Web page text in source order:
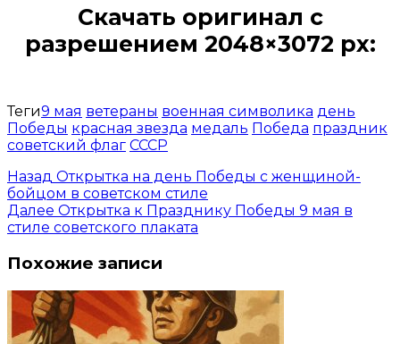
Скачать оригинал с
разрешением 2048×3072 px:
Теги9 мая ветераны военная символика день
Победы красная звезда медаль Победа праздник
советский флаг СССР
Назад Открытка на день Победы с женщиной-
бойцом в советском стиле
Далее Открытка к Празднику Победы 9 мая в
стиле советского плаката
Похожие записи